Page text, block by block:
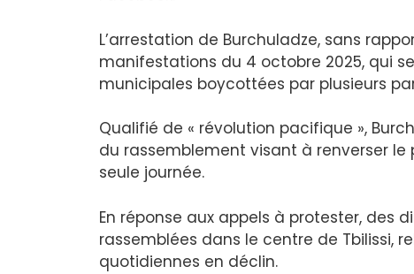
L’arrestation de Burchuladze, sans
manifestations du 4 octobre 2025, qui
municipales boycottées par plusieurs
Qualifié de « révolution pacifique »,
du rassemblement visant à renverser le
seule journée.
En réponse aux appels à protester, des
rassemblées dans le centre de Tbilissi,
quotidiennes en déclin.